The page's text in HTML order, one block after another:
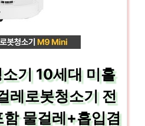
기 10세대 미홀
레로봇청소기 전
물걸레+흡입겸